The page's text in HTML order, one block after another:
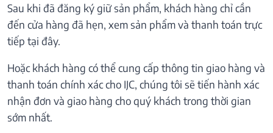
Sau khi đã đăng ký giữ sản phẩm, khách hàng chỉ cần
đến cửa hàng đã hẹn, xem sản phẩm và thanh toán trực
tiếp tại đây.
Hoặc khách hàng có thể cung cấp thông tin giao hàng và
thanh toán chính xác cho IJC, chúng tôi sẽ tiến hành xác
nhận đơn và giao hàng cho quý khách trong thời gian
sớm nhất.